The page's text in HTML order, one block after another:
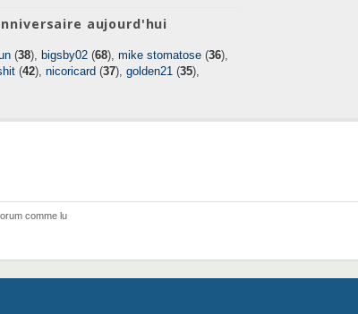
aujourd'hui
(38), bigsby02 (68), mike stomatose (36),
(42), nicoricard (37), golden21 (35),
comme lu